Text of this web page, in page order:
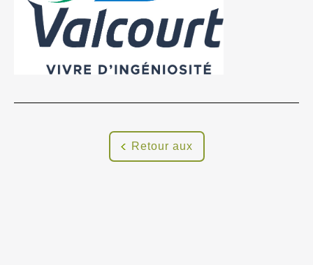
Retour aux